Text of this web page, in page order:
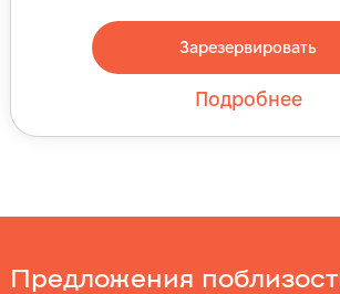
Зарезервировать
Подробнее
Предложения